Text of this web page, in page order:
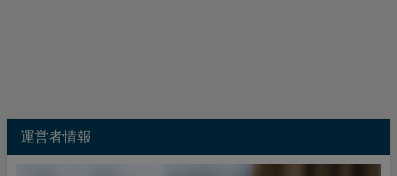
運営者情報